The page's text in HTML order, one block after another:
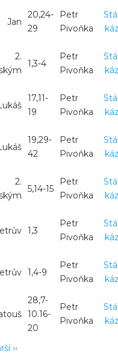
Jan
20,24-
29
Petr
Pivoňka
2.
1,3-4
Petr
Pivoňka
17,11-
19
Petr
Pivoňka
19,29-
42
Petr
Pivoňka
2.
5,14-15
Petr
Pivoňka
1,3
Petr
Pivoňka
1,4-9
Petr
Pivoňka
28,7-
10.16-
20
Petr
Pivoňka
››